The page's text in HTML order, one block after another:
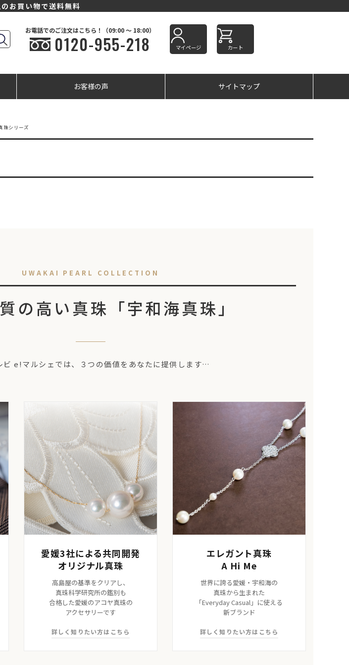
お買い物で送料無料
お電話でのご注文はこちら！（09:00 ～ 18:00）
0120-955-218 マイページ カート
お客様の声 サイトマップ
珠シリーズ
UWAKAI PEARL COLLECTION
の高い真珠「宇和海真珠」
ビ e!マルシェでは、 ３つの価値をあなたに提供します…
愛媛3社による共同開発
オリジナル真珠
高島屋の基準をクリアし、
真珠科学研究所の鑑別も
合格した愛媛のアコヤ真珠の
アクセサリーです
詳しく知りたい方はこちら
エレガント真珠
A Hi Me
世界に誇る愛媛・宇和海の
真珠から生まれた
「Everyday Casual」に使える
新ブランド
詳しく知りたい方はこちら